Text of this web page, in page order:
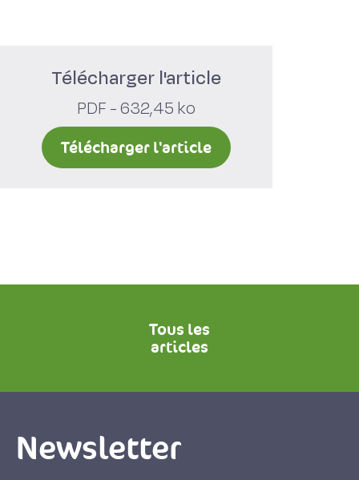
Télécharger l'article
PDF - 632,45 ko
Télécharger l'article
Tous les
articles
Newsletter